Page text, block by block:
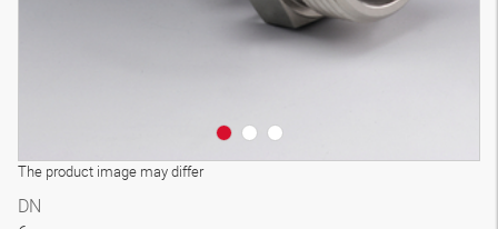
The product image may differ
DN